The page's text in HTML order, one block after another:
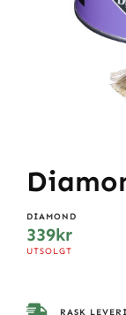
DIAMOND
339kr
UTSOLGT
RASK